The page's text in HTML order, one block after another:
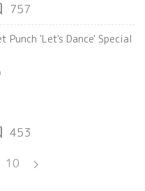
757
Punch 'Let's Dance' Special
453
10